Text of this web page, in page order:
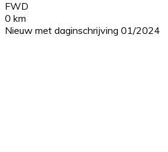
FWD
0 km
Nieuw met daginschrijving 01/2024